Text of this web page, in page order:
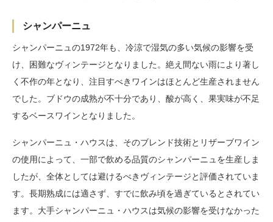
シャンパーニュ
シャンパーニュの1972年も、冷涼で湿気の多い気候の影響を受
け、困難なヴィンテージとなりました。絶え間ない雨により著し
く不作の年となり、注目すべきワインはほとんど生産されません
でした。ブドウの成熟が不十分であり、酸が高く、果実味が不足
するベースワインとなりました。
シャンパーニュ・ハウスは、そのブレンド技術とリザーブワイン
の使用によって、一部で飲める品質のシャンパーニュを生産しま
したが、全体としては避けるべきヴィンテージと評価されていま
す。長期熟成には適さず、すでに飲み頃を過ぎているとされてい
ます。大手シャンパーニュ・ハウスは気候の影響を受けなかった